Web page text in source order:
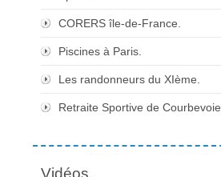
CORERS île-de-France.
Piscines à Paris.
Les randonneurs du XIème.
Retraite Sportive de Courbevoie.
Vidéos.